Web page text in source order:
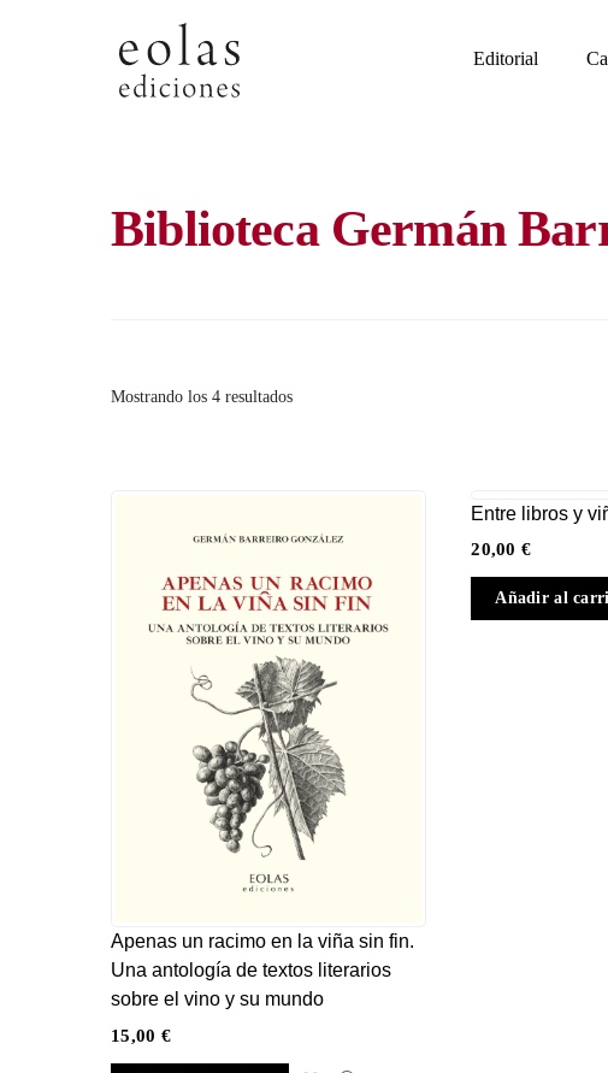
Editorial
Biblioteca Germán
Mostrando los 4 resultadosOrdenado
Apenas un racimo en la viña sin fin.
Una antología de textos literarios
sobre el vino y su mundo
15,00 €
Entre libros y
20,00€
Añadir al